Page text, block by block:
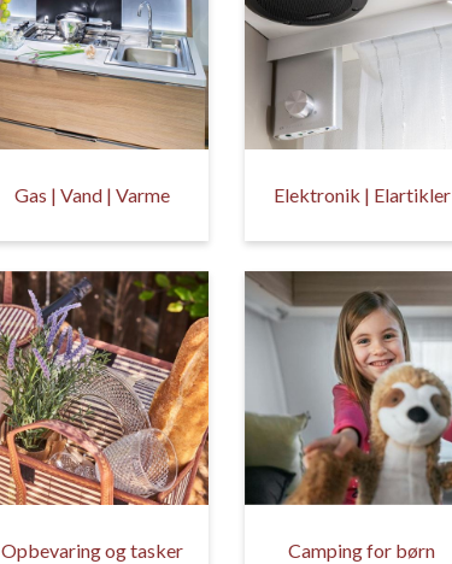
Gas | Vand | Varme Elektronik | Elartikler
Opbevaring og tasker Camping for børn